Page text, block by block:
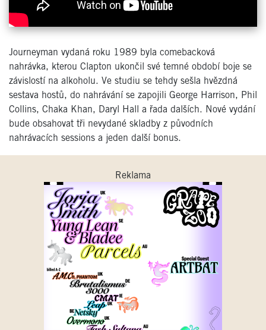
Journeyman vydaná roku 1989 byla comebacková
nahrávka, kterou Clapton ukončil své temné období boje se
závislostí na alkoholu. Ve studiu se tehdy sešla hvězdná
sestava hostů, do nahrávání se zapojili George Harrison, Phil
Collins, Chaka Khan, Daryl Hall a řada dalších. Nové vydání
bude obsahovat tři nevydané skladby z původních
nahrávacích sessions a jeden další bonus.
Reklama